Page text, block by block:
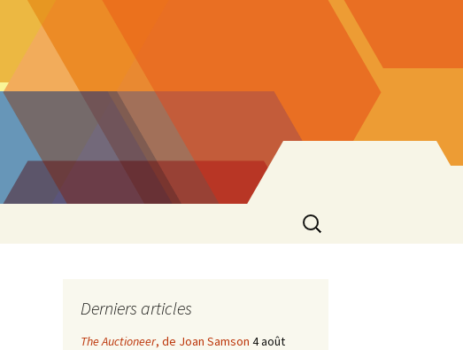
Rechercher :
Derniers articles
The Auctioneer, de Joan Samson 4 août